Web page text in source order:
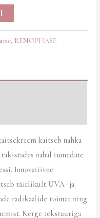
, RENOPHASE
kaitseb nahka
nahal tumedate
Innovatiivne
täielikult UVA- ja
radikaalide toimet ning
Kerge tekstuuriga